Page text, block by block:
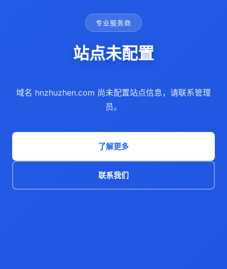
专业服务商
站点未配置
域名 hnzhuzhen.com 尚未配置站点信息，请联系管理
员。
了解更多
联系我们